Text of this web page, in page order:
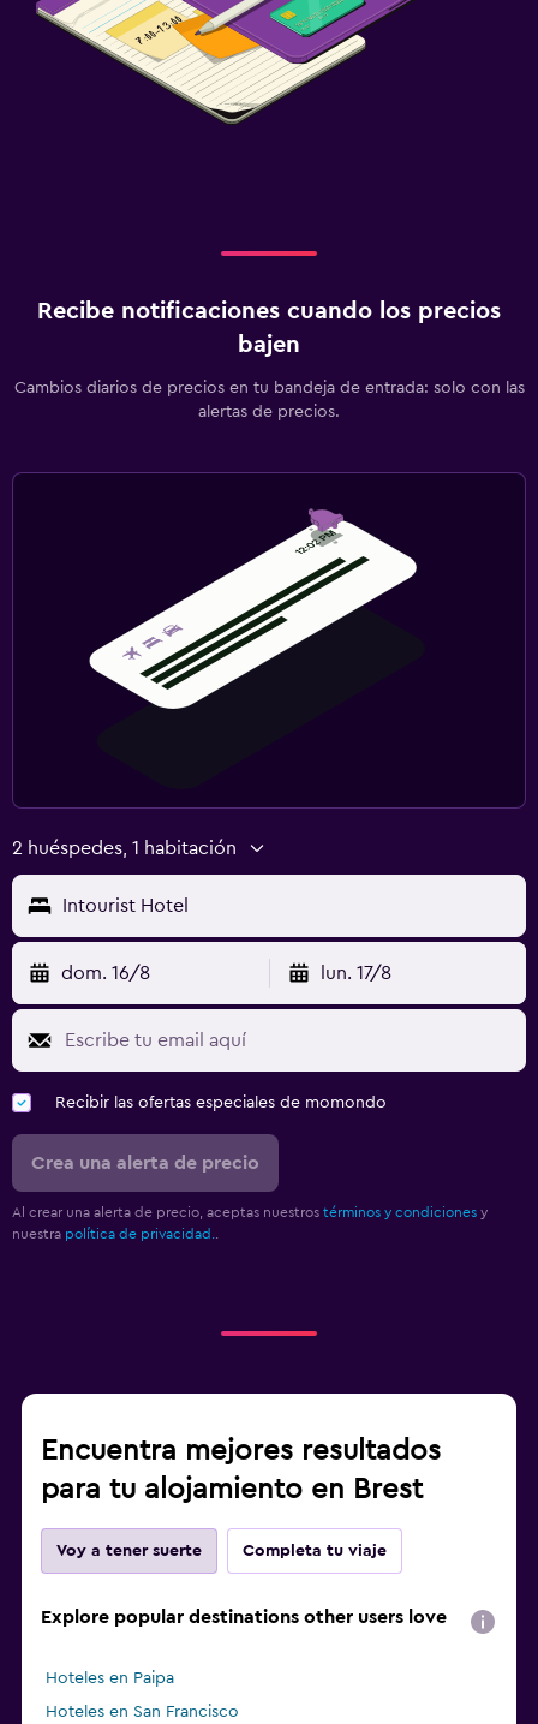
Recibe notificaciones cuando los precios
bajen
Cambios diarios de precios en tu bandeja de entrada: solo con las
alertas de precios.
2 huéspedes, 1 habitación
Intourist Hotel
dom. 16/8 lun. 17/8
Recibir las ofertas especiales de momondo
Crea una alerta de precio
Al crear una alerta de precio, aceptas nuestros términos y condiciones y
nuestra política de privacidad.
Encuentra mejores resultados
para tu alojamiento en Brest
Voy a tener suerte Completa tu viaje
Explore popular destinations other users love
Hoteles en Paipa
Hoteles en San Francisco